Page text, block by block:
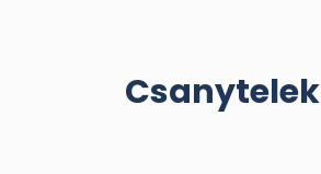
Csanytelek